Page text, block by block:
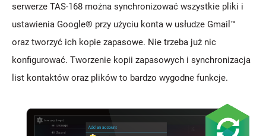
serwerze TAS-168 można synchronizować wszystkie pliki i
ustawienia Google® przy użyciu konta w usłudze Gmail™
oraz tworzyć ich kopie zapasowe. Nie trzeba już nic
konfigurować. Tworzenie kopii zapasowych i synchronizacja
list kontaktów oraz plików to bardzo wygodne funkcje.